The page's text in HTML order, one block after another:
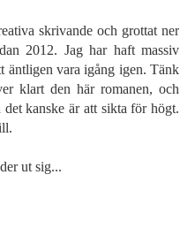
skrivande och grottat ner
2012. Jag har haft massiv
äntligen vara igång igen. Tänk
klart den här romanen, och
kanske är att sikta för högt.
ut sig...